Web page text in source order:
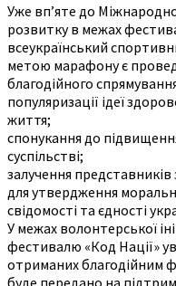
Уже вп’яте до
розвитку в межах
всеукраїнський
метою марафону є
благодійного
популяризації ідеї
життя;
спонукання до
суспільстві;
залучення представників
для утвердження
свідомості та єдності
У межах волонтерської
фестивалю «Код Нації»
отриманих благодійним
буде передано на